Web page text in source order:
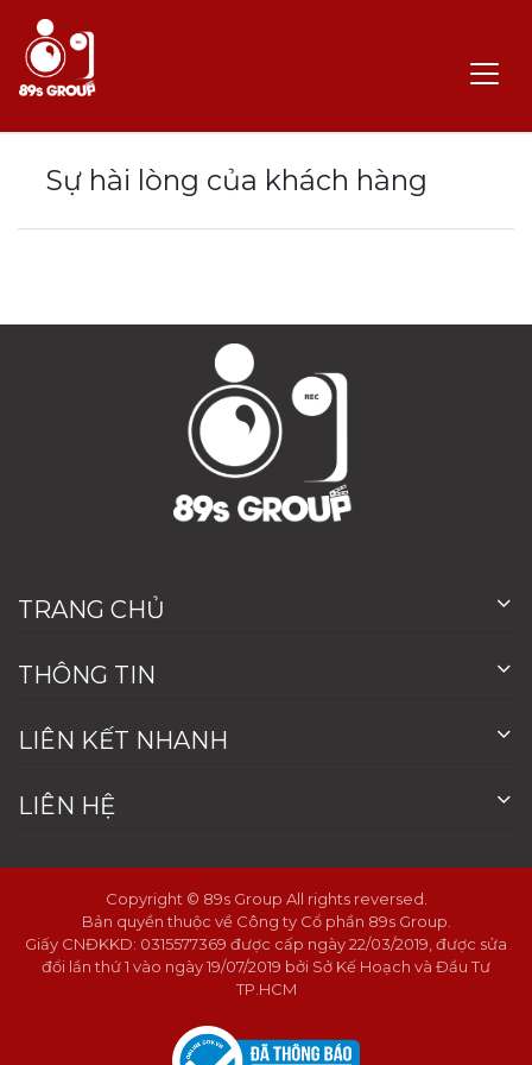
Sự hài lòng của khách hàng
TRANG CHỦ
THÔNG TIN
LIÊN KẾT NHANH
LIÊN HỆ
Copyright © 89s Group All rights reversed.
Bản quyền thuộc về Công ty Cổ phần 89s Group.
Giấy CNĐKKD: 0315577369 được cấp ngày 22/03/2019, được sửa
đổi lần thứ 1 vào ngày 19/07/2019 bởi Sở Kế Hoạch và Đầu Tư
TP.HCM